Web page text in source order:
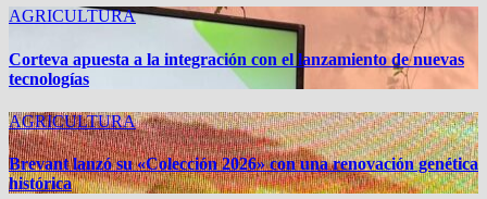
AGRICULTURA
Corteva apuesta a la integración con el lanzamiento de nuevas
tecnologías
AGRICULTURA
Brevant lanzó su «Colección 2026» con una renovación genética
histórica